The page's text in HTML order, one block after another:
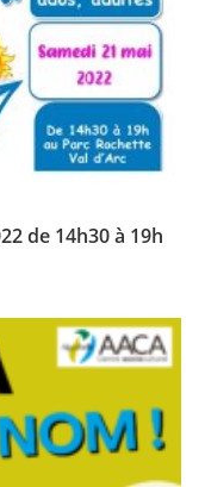
de 14h30 à 19h